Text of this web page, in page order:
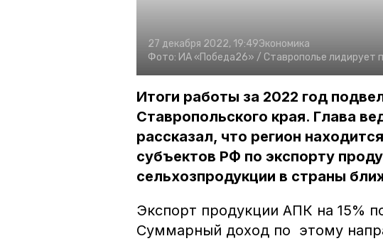
27 декабря 2022, 19:49Экономика
Фото: ИА «Победа26» / Ставрополье лидирует
Итоги работы за 2022 год
Ставропольского края. Глава
рассказал, что регион
субъектов РФ по экспорту
сельхозпродукции в страны
Экспорт продукции АПК на 15%
Суммарный доход по этому